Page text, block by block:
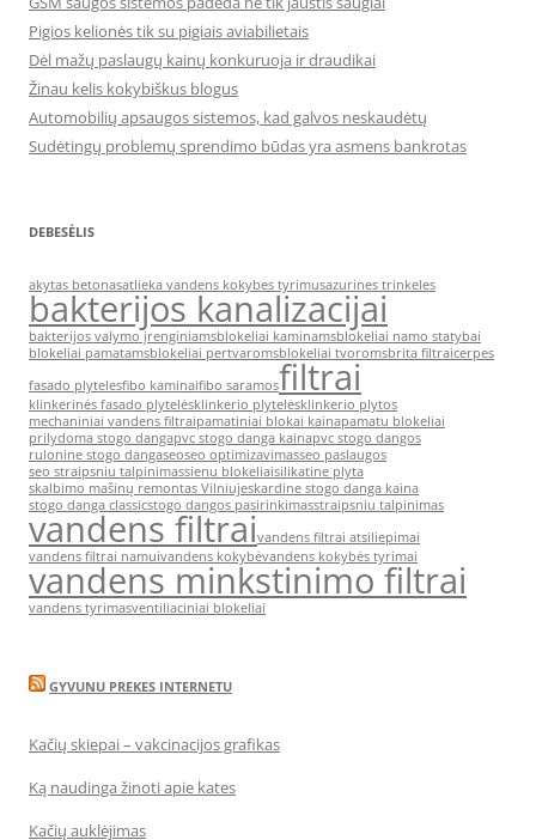
Pigios kelionės tik su pigiais aviabilietais
Dėl mažų paslaugų kainų konkuruoja ir draudikai
Žinau kelis kokybiškus blogus
Automobilių apsaugos sistemos, kad galvos neskaudėtų
Sudėtingų problemų sprendimo būdas yra asmens bankrotas
DEBESĖLIS
akytas betonasatlieka vandens kokybes tyrimusazurines trinkeles
bakterijos kanalizacijai
bakterijos valymo įrenginiamsblokeliai kaminamsblokeliai namo statybai
blokeliai pamatamsblokeliai pertvaromsblokeliai tvoromsbrita filtraicerpes
fasado plytelesfibo kaminaifibo saramosfiltrai
klinkerinės fasado plytelėsklinkerio plytelėsklinkerio plytos
mechaniniai vandens filtraipamatiniai blokai kainapamatu blokeliai
prilydoma stogo dangapvc stogo danga kainapvc stogo dangos
rulonine stogo dangaseoseo optimizavimasseo paslaugos
seo straipsniu talpinimassienu blokeliaisilikatine plyta
skalbimo mašinų remontas Vilniujeskardine stogo danga kaina
stogo danga classicstogo dangos pasirinkimasstraipsniu talpinimas
vandens filtraivandens filtrai atsiliepimai
vandens filtrai namuivandens kokybėvandens kokybės tyrimai
vandens minkstinimo filtrai
vandens tyrimasventiliaciniai blokeliai
GYVUNU PREKES INTERNETU
Kačių skiepai – vakcinacijos grafikas
Ką naudinga žinoti apie kates
Kačių auklėjimas